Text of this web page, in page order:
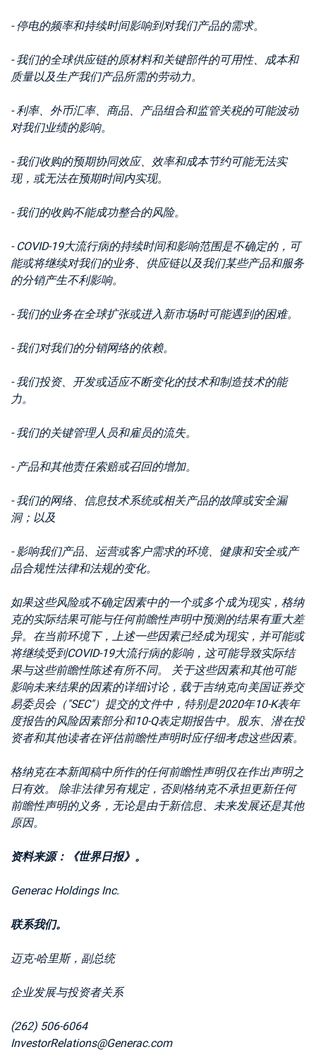
- 停电的频率和持续时间影响到对我们产品的需求。
- 我们的全球供应链的原材料和关键部件的可用性、成本和
质量以及生产我们产品所需的劳动力。
- 利率、外币汇率、商品、产品组合和监管关税的可能波动
对我们业绩的影响。
- 我们收购的预期协同效应、效率和成本节约可能无法实
现，或无法在预期时间内实现。
- 我们的收购不能成功整合的风险。
- COVID-19大流行病的持续时间和影响范围是不确定的，可
能或将继续对我们的业务、供应链以及我们某些产品和服务
的分销产生不利影响。
- 我们的业务在全球扩张或进入新市场时可能遇到的困难。
- 我们对我们的分销网络的依赖。
- 我们投资、开发或适应不断变化的技术和制造技术的能
力。
- 我们的关键管理人员和雇员的流失。
- 产品和其他责任索赔或召回的增加。
- 我们的网络、信息技术系统或相关产品的故障或安全漏
洞；以及
- 影响我们产品、运营或客户需求的环境、健康和安全或产
品合规性法律和法规的变化。
如果这些风险或不确定因素中的一个或多个成为现实，格纳
克的实际结果可能与任何前瞻性声明中预测的结果有重大差
异。在当前环境下，上述一些因素已经成为现实，并可能或
将继续受到COVID-19大流行病的影响，这可能导致实际结
果与这些前瞻性陈述有所不同。 关于这些因素和其他可能
影响未来结果的因素的详细讨论，载于吉纳克向美国证券交
易委员会（"SEC"）提交的文件中，特别是2020年10-K表年
度报告的风险因素部分和10-Q表定期报告中。股东、潜在投
资者和其他读者在评估前瞻性声明时应仔细考虑这些因素。
格纳克在本新闻稿中所作的任何前瞻性声明仅在作出声明之
日有效。 除非法律另有规定，否则格纳克不承担更新任何
前瞻性声明的义务，无论是由于新信息、未来发展还是其他
原因。
资料来源：《世界日报》。
Generac Holdings Inc.
联系我们。
迈克-哈里斯，副总统
企业发展与投资者关系
(262) 506-6064
InvestorRelations@Generac.com